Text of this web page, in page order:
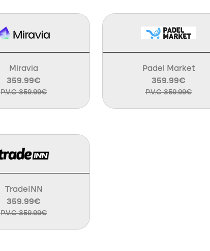
Miravia
359.99€
P.V.C 359.99€
Padel Market
359.99€
P.V.C 359.99€
TradeINN
359.99€
P.V.C 359.99€